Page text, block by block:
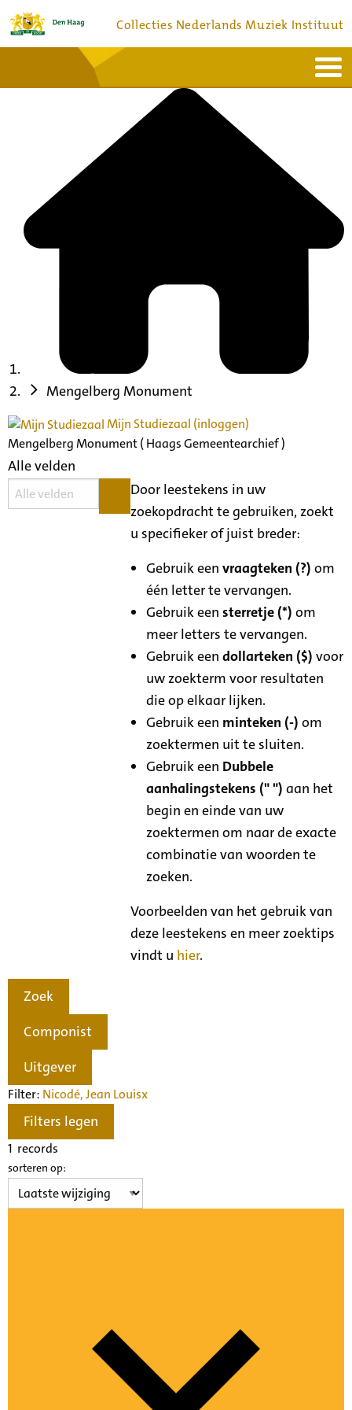
Collecties Nederlands Muziek Instituut
Bronnen en collecties
Mengelberg Monument
Mijn Studiezaal (inloggen)
Mengelberg Monument ( Haags Gemeentearchief )
Alle velden
Door leestekens in uw
zoekopdracht te gebruiken, zoekt
u specifieker of juist breder:
Gebruik eenvraagteken (?) om
één letter te vervangen.
Gebruik eensterretje (*) om
meer letters te vervangen.
Gebruik eendollarteken ($) voor
uw zoekterm voor resultaten
die op elkaar lijken.
Gebruik een minteken (-) om
zoektermen uit te sluiten.
Gebruik een Dubbele
aanhalingstekens (" ") aan het
begin en einde van uw
zoektermen om naar de exacte
combinatie van woorden te
zoeken.
Voorbeelden van het gebruik van
deze leestekens en meer zoektips
vindt u hier.
Zoek
Componist
Uitgever
Filter: Nicodé, Jean Louisx
Filters legen
1 records
sorteren op: